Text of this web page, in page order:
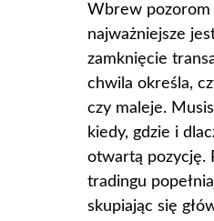
Wbrew pozorom
najważniejsze
zamknięcie
chwila określa,
czy maleje.
kiedy, gdzie i
otwartą pozycję.
tradingu
skupiając się